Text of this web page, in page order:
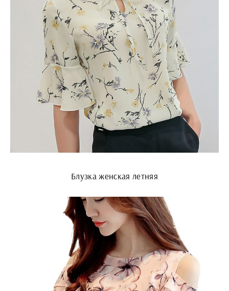
Блузка женская летняя